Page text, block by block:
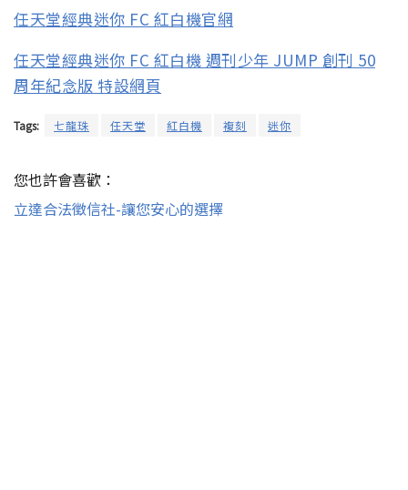
任天堂經典迷你 FC 紅白機官網
任天堂經典迷你 FC 紅白機 週刊少年 JUMP 創刊 50
周年紀念版 特設網頁
Tags: 七龍珠 任天堂 紅白機 複刻 迷你
您也許會喜歡：
立達合法徵信社-讓您安心的選擇